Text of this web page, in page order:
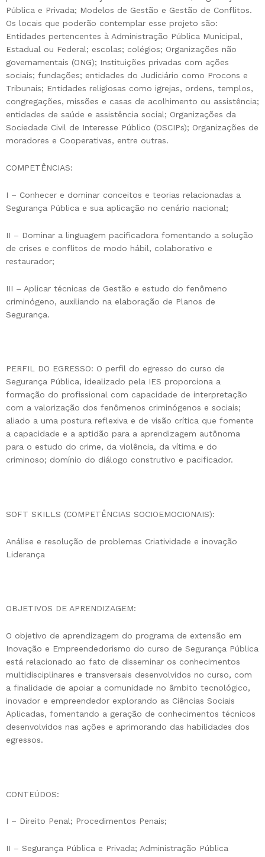
Pública e Privada; Modelos de Gestão e Gestão de Conflitos.
Os locais que poderão contemplar esse projeto são:
Entidades pertencentes à Administração Pública Municipal,
Estadual ou Federal; escolas; colégios; Organizações não
governamentais (ONG); Instituições privadas com ações
sociais; fundações; entidades do Judiciário como Procons e
Tribunais; Entidades religiosas como igrejas, ordens, templos,
congregações, missões e casas de acolhimento ou assistência;
entidades de saúde e assistência social; Organizações da
Sociedade Civil de Interesse Público (OSCIPs); Organizações de
moradores e Cooperativas, entre outras.
COMPETÊNCIAS:
I – Conhecer e dominar conceitos e teorias relacionadas a
Segurança Pública e sua aplicação no cenário nacional;
II – Dominar a linguagem pacificadora fomentando a solução
de crises e conflitos de modo hábil, colaborativo e
restaurador;
III – Aplicar técnicas de Gestão e estudo do fenômeno
criminógeno, auxiliando na elaboração de Planos de
Segurança.
PERFIL DO EGRESSO: O perfil do egresso do curso de
Segurança Pública, idealizado pela IES proporciona a
formação do profissional com capacidade de interpretação
com a valorização dos fenômenos criminógenos e sociais;
aliado a uma postura reflexiva e de visão crítica que fomente
a capacidade e a aptidão para a aprendizagem autônoma
para o estudo do crime, da violência, da vítima e do
criminoso; domínio do diálogo construtivo e pacificador.
SOFT SKILLS (COMPETÊNCIAS SOCIOEMOCIONAIS):
Análise e resolução de problemas Criatividade e inovação
Liderança
OBJETIVOS DE APRENDIZAGEM:
O objetivo de aprendizagem do programa de extensão em
Inovação e Empreendedorismo do curso de Segurança Pública
está relacionado ao fato de disseminar os conhecimentos
multidisciplinares e transversais desenvolvidos no curso, com
a finalidade de apoiar a comunidade no âmbito tecnológico,
inovador e empreendedor explorando as Ciências Sociais
Aplicadas, fomentando a geração de conhecimentos técnicos
desenvolvidos nas ações e aprimorando das habilidades dos
egressos.
CONTEÚDOS:
I – Direito Penal; Procedimentos Penais;
II – Segurança Pública e Privada; Administração Pública